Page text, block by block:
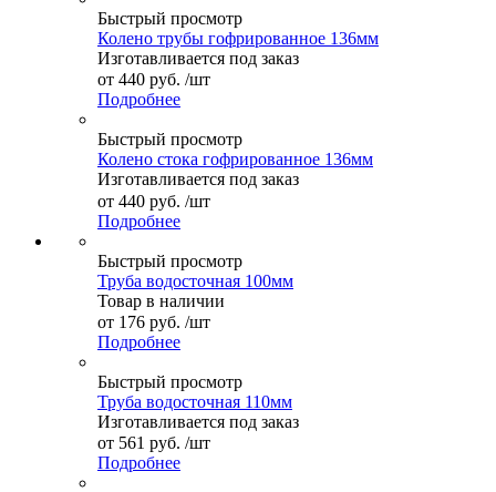
Быстрый просмотр
Колено трубы гофрированное 136мм
Изготавливается под заказ
от 440 руб. /шт
Подробнее
Быстрый просмотр
Колено стока гофрированное 136мм
Изготавливается под заказ
от 440 руб. /шт
Подробнее
Быстрый просмотр
Труба водосточная 100мм
Товар в наличии
от 176 руб. /шт
Подробнее
Быстрый просмотр
Труба водосточная 110мм
Изготавливается под заказ
от 561 руб. /шт
Подробнее